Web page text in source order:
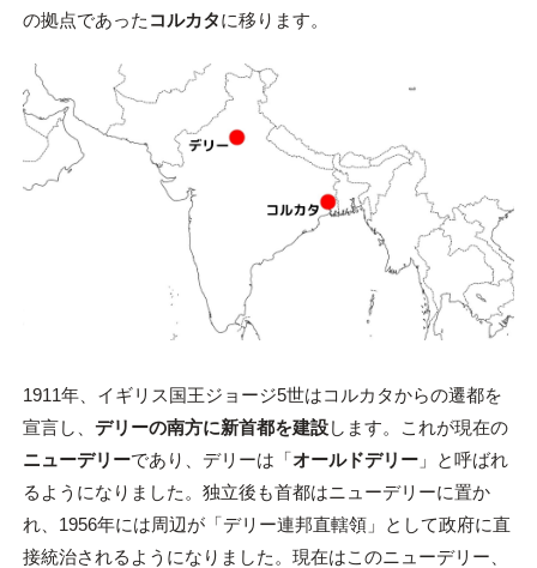
の拠点であった コルカタに移ります。
1911年、イギリス国王ジョージ5世はコルカタからの遷都を
宣言し、 デリーの南方に新首都を建設します。これが現在の
ニューデリーであり、デリーは「オールドデリー」と呼ばれ
るようになりました。独立後も首都はニューデリーに置か
れ、1956年には周辺が「デリー連邦直轄領」として政府に直
接統治されるようになりました。現在はこのニューデリー、